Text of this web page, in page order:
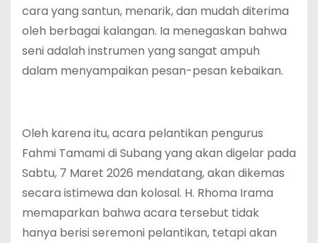
cara yang santun, menarik, dan mudah diterima
oleh berbagai kalangan. Ia menegaskan bahwa
seni adalah instrumen yang sangat ampuh
dalam menyampaikan pesan-pesan kebaikan.
Oleh karena itu, acara pelantikan pengurus
Fahmi Tamami di Subang yang akan digelar pada
Sabtu, 7 Maret 2026 mendatang, akan dikemas
secara istimewa dan kolosal. H. Rhoma Irama
memaparkan bahwa acara tersebut tidak
hanya berisi seremoni pelantikan, tetapi akan